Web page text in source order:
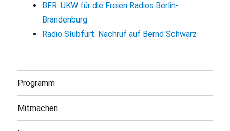
BFR: UKW für die Freien Radios Berlin-
Brandenburg
Radio Słubfurt: Nachruf auf Bernd Schwarz
Programm
Mitmachen